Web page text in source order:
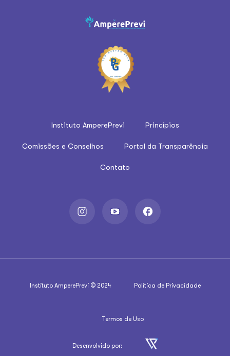
Instituto AmperePrevi Princípios
Comissões e Conselhos Portal da Transparência
Contato
Instituto AmperePrevi © 2024 Política de Privacidade
Termos de Uso
Desenvolvido por: